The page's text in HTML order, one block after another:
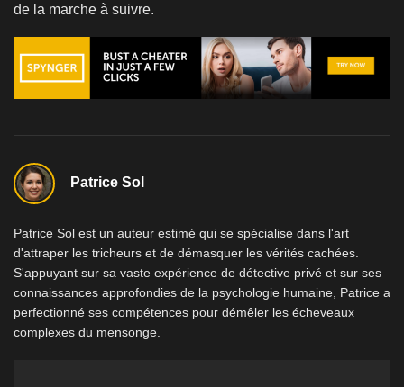
de la marche à suivre.
Patrice Sol
Patrice Sol est un auteur estimé qui se spécialise dans l'art
d'attraper les tricheurs et de démasquer les vérités cachées.
S'appuyant sur sa vaste expérience de détective privé et sur ses
connaissances approfondies de la psychologie humaine, Patrice a
perfectionné ses compétences pour démêler les écheveaux
complexes du mensonge.